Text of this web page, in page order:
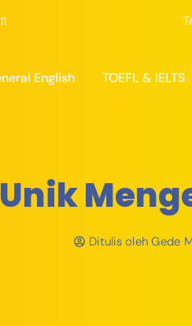
English TOEFL & IELTS
Ditulis oleh Gede